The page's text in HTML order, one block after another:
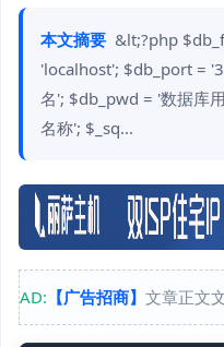
本文摘要 &lt;?php
'localhost'; $db_port =
名'; $db_pwd = '数据库
名称'; $_sq...
AD: 【广告招商】 文章正文